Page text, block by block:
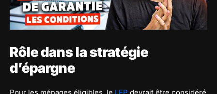
Rôle dans la stratégie
d’épargne